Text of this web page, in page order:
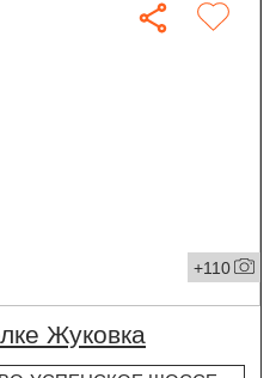
+110
Жуковка